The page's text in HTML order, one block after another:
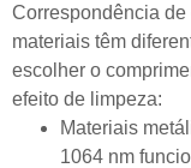
Correspondência
materiais têm
escolher o
efeito de limpeza:
Materiais
1064 nm